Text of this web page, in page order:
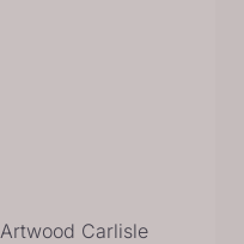
Artwood Carlisle